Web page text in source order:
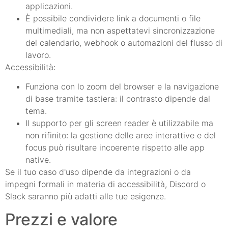
applicazioni.
È possibile condividere link a documenti o file
multimediali, ma non aspettatevi sincronizzazione
del calendario, webhook o automazioni del flusso di
lavoro.
Accessibilità:
Funziona con lo zoom del browser e la navigazione
di base tramite tastiera: il contrasto dipende dal
tema.
Il supporto per gli screen reader è utilizzabile ma
non rifinito: la gestione delle aree interattive e del
focus può risultare incoerente rispetto alle app
native.
Se il tuo caso d'uso dipende da integrazioni o da
impegni formali in materia di accessibilità, Discord o
Slack saranno più adatti alle tue esigenze.
Prezzi e valore